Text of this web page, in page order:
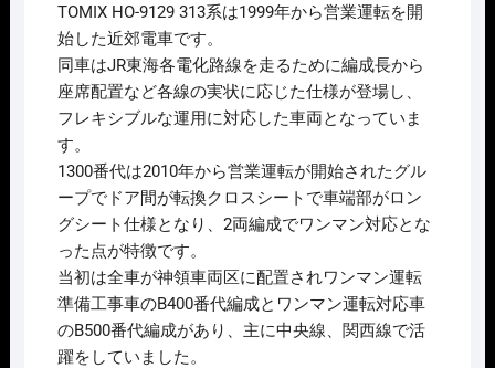
格
は
¥49,060
で
し
た。
価
格
は
¥39,248
で
す。
TOMIX HO-9129 313系は1999年から営業運転を開
始した近郊電車です。
同車はJR東海各電化路線を走るために編成長から
座席配置など各線の実状に応じた仕様が登場し、
フレキシブルな運用に対応した車両となっていま
す。
1300番代は2010年から営業運転が開始されたグル
ープでドア間が転換クロスシートで車端部がロン
グシート仕様となり、2両編成でワンマン対応とな
った点が特徴です。
当初は全車が神領車両区に配置されワンマン運転
準備工事車のB400番代編成とワンマン運転対応車
のB500番代編成があり、主に中央線、関西線で活
躍をしていました。